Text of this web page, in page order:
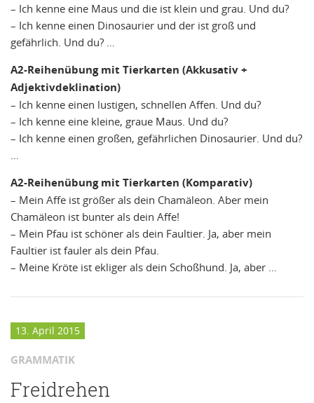
– Ich kenne eine Maus und die ist klein und grau. Und du?
– Ich kenne einen Dinosaurier und der ist groß und
gefährlich. Und du? …
A2-Reihenübung mit Tierkarten (Akkusativ +
Adjektivdeklination)
– Ich kenne einen lustigen, schnellen Affen. Und du?
– Ich kenne eine kleine, graue Maus. Und du?
– Ich kenne einen großen, gefährlichen Dinosaurier. Und du?
…
A2-Reihenübung mit Tierkarten (Komparativ)
– Mein Affe ist größer als dein Chamäleon. Aber mein
Chamäleon ist bunter als dein Affe!
– Mein Pfau ist schöner als dein Faultier. Ja, aber mein
Faultier ist fauler als dein Pfau.
– Meine Kröte ist ekliger als dein Schoßhund. Ja, aber …
13. April 2015
GRAMMATIK
Freidrehen